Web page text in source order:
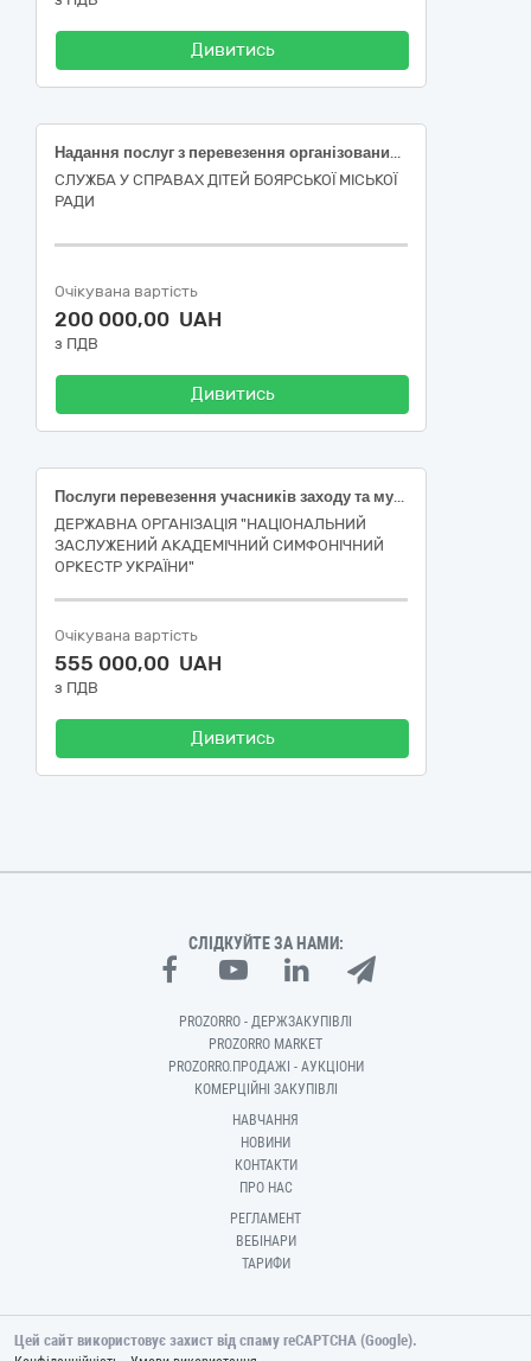
Дивитись
Надання послуг з перевезення організованих дитячих груп до місць відпочинку та оздоровлення в межах території України
СЛУЖБА У СПРАВАХ ДІТЕЙ БОЯРСЬКОЇ МІСЬКОЇ
РАДИ
Очікувана вартість
200 000,00 UAH
з ПДВ
Дивитись
Послуги перевезення учасників заходу та музичних інструментів
ДЕРЖАВНА ОРГАНІЗАЦІЯ "НАЦІОНАЛЬНИЙ
ЗАСЛУЖЕНИЙ АКАДЕМІЧНИЙ СИМФОНІЧНИЙ
ОРКЕСТР УКРАЇНИ"
Очікувана вартість
555 000,00 UAH
з ПДВ
Дивитись
СЛІДКУЙТЕ ЗА НАМИ:
PROZORRO - ДЕРЖЗАКУПІВЛІ
PROZORRO MARKET
PROZORRO.ПРОДАЖІ - АУКЦІОНИ
КОМЕРЦІЙНІ ЗАКУПІВЛІ
НАВЧАННЯ
НОВИНИ
КОНТАКТИ
ПРО НАС
РЕГЛАМЕНТ
ВЕБІНАРИ
ТАРИФИ
Цей сайт використовує захист від спаму reCAPTCHA (Google).